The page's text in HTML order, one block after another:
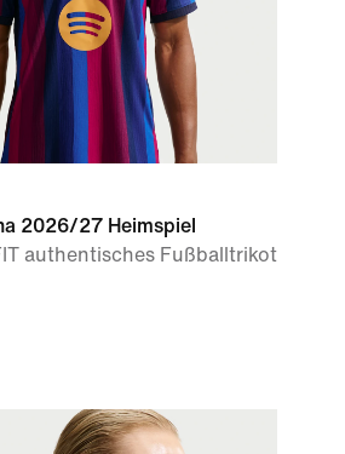
2026/27 Heimspiel
authentisches Fußballtrikot